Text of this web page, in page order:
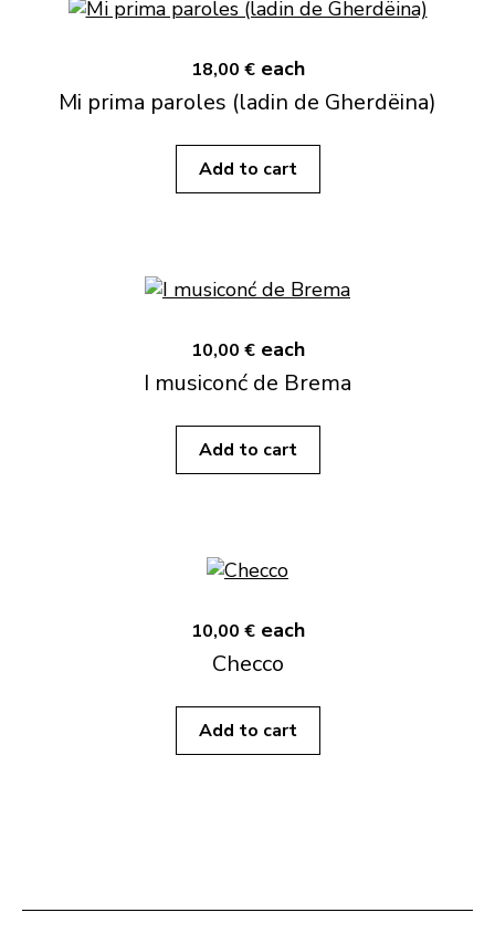
18,00 € each
Mi prima paroles (ladin de Gherdëina)
Add to cart
10,00 € each
I musiconć de Brema
Add to cart
10,00 € each
Checco
Add to cart